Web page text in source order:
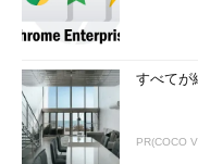
すべてが
PR(COCO